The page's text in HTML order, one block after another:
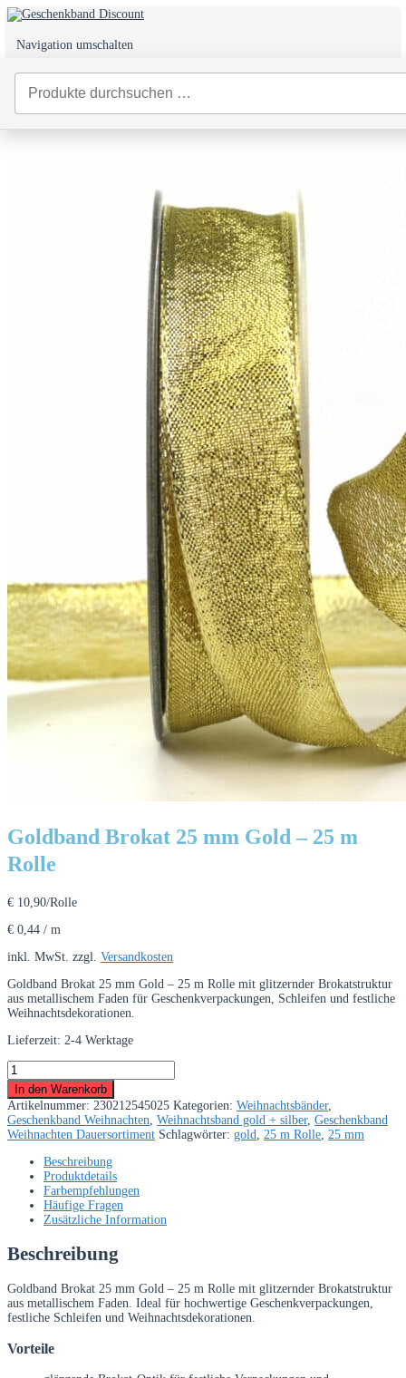
Navigation umschalten
Goldband Brokat 25 mm Gold – 25 m
Rolle
€ 10,90/Rolle
€ 0,44 / m
inkl. MwSt. zzgl. Versandkosten
Goldband Brokat 25 mm Gold – 25 m Rolle mit glitzernder Brokatstruktur
aus metallischem Faden für Geschenkverpackungen, Schleifen und festliche
Weihnachtsdekorationen.
Lieferzeit: 2-4 Werktage
Goldband
Brokat
25
mm
Gold
–
Rolle
Menge
In den Warenkorb
Artikelnummer: 230212545025 Kategorien: Weihnachtsbänder,
Geschenkband Weihnachten Weihnachtsband gold + silber, Geschenkband
Weihnachten Dauersortiment Schlagwörter: gold 25 m Rolle 25 mm
Beschreibung
Produktdetails
Farbempfehlungen
Häufige Fragen
Zusätzliche Information
Beschreibung
Goldband Brokat 25 mm Gold – 25 m Rolle mit glitzernder Brokatstruktur
aus metallischem Faden. Ideal für hochwertige Geschenkverpackungen,
festliche Schleifen und Weihnachtsdekorationen.
Vorteile